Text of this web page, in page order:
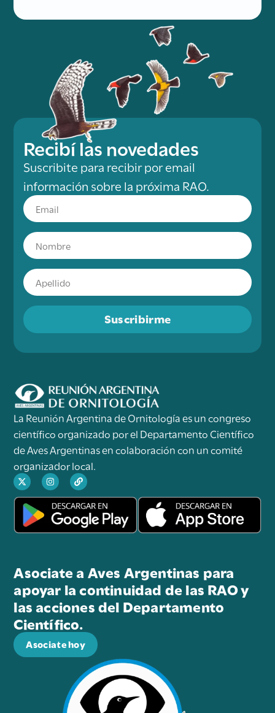
Recibí las novedades
Suscribite para recibir por email
información sobre la próxima RAO.
Suscribirme
La Reunión Argentina de Ornitología es un congreso
científico organizado por el Departamento Científico
de Aves Argentinas en colaboración con un comité
organizador local.
Asociate a Aves Argentinas para
apoyar la continuidad de las RAO y
las acciones del Departamento
Científico.
Asociate hoy